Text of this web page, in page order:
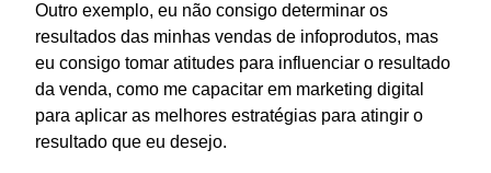
Outro exemplo, eu não consigo determinar os
resultados das minhas vendas de infoprodutos, mas
eu consigo tomar atitudes para influenciar o resultado
da venda, como me capacitar em marketing digital
para aplicar as melhores estratégias para atingir o
resultado que eu desejo.